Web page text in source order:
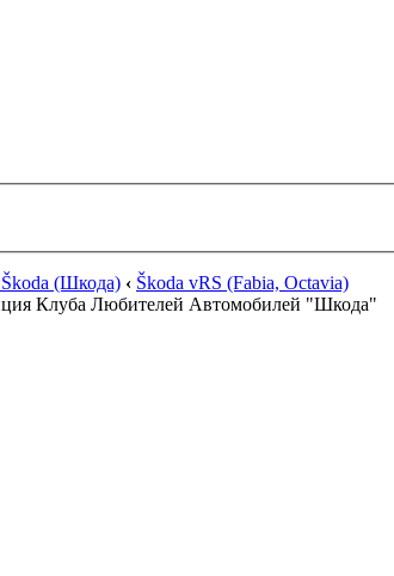
(Шкода) ‹ Škoda vRS (Fabia, Octavia)
Клуба Любителей Автомобилей "Шкода"